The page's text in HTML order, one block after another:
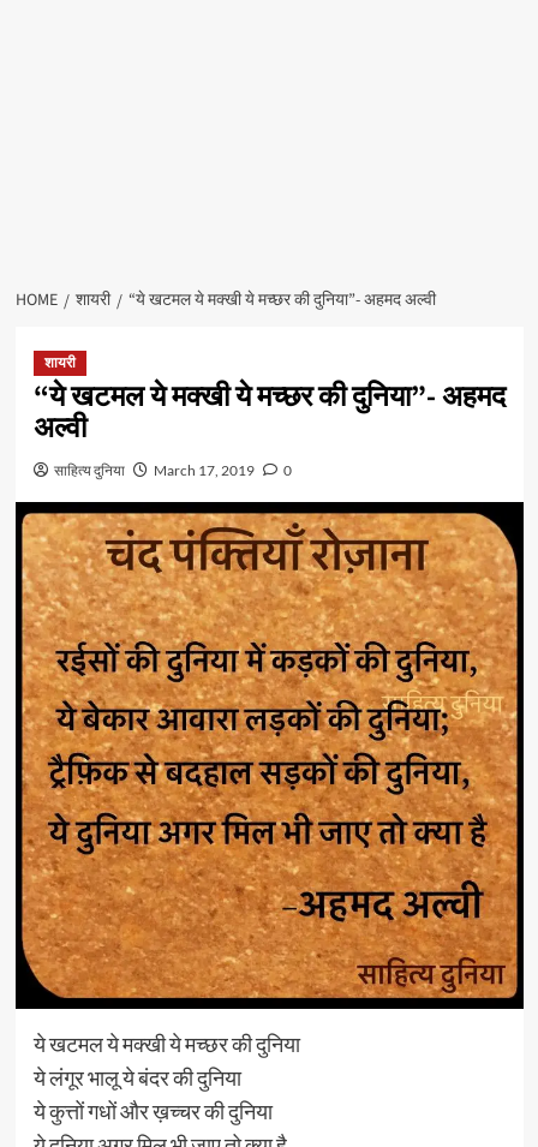
HOME शायरी “ये खटमल ये मक्खी ये मच्छर की दुनिया”- अहमद अल्वी
शायरी
“ये खटमल ये मक्खी ये मच्छर की दुनिया”- अहमद
अल्वी
साहित्य दुनिया March 17, 2019 0
ये खटमल ये मक्खी ये मच्छर की दुनिया
ये लंगूर भालू ये बंदर की दुनिया
ये कुत्तों गधों और ख़च्चर की दुनिया